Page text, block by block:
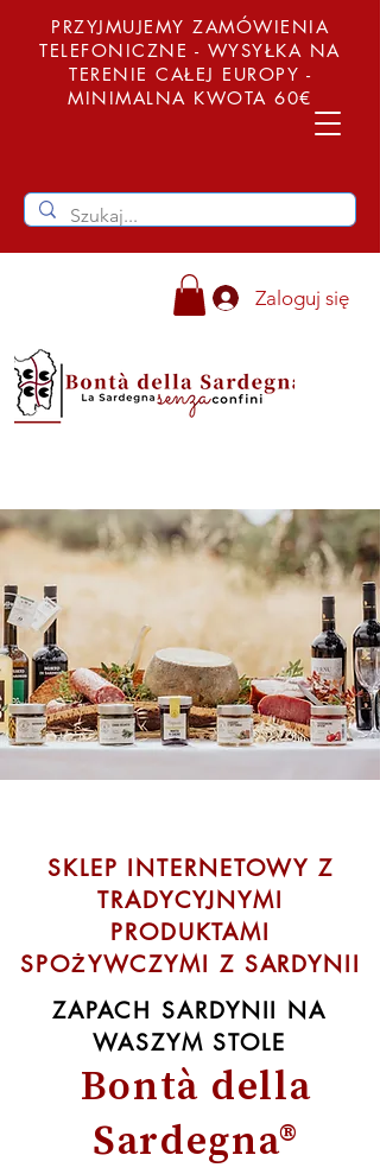
PRZYJMUJEMY ZAMÓWIENIA
TELEFONICZNE - WYSYŁKA NA
TERENIE CAŁEJ EUROPY -
MINIMALNA KWOTA 60€
Zaloguj się
SKLEP INTERNETOWY Z
TRADYCYJNYMI
PRODUKTAMI
SPOŻYWCZYMI Z SARDYNII
ZAPACH SARDYNII NA
WASZYM STOLE
Bontà della
Sardegna®